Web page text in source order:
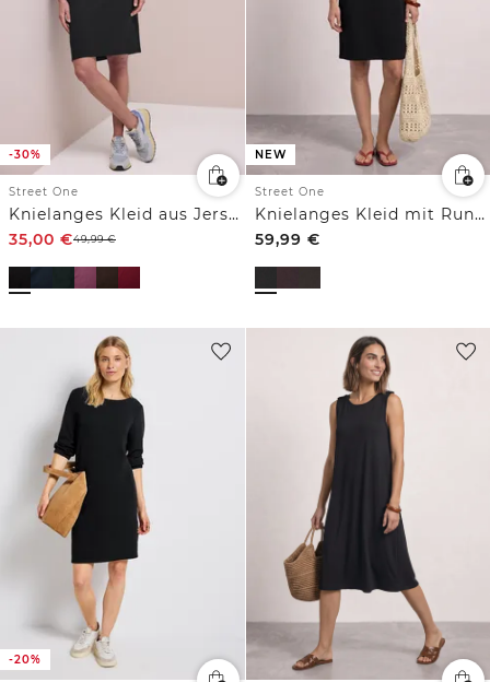
-30%
Street One
Knielanges Kleid aus Jersey
35,00 €49,99€
NEW
Street One
Knielanges Kleid mit Rundhals
59,99 €
-20%